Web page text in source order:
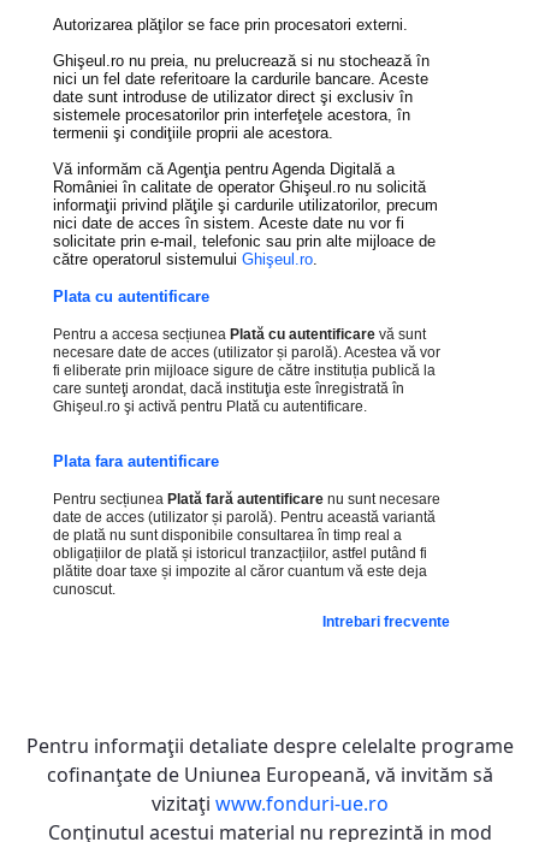
Autorizarea plăţilor se face prin procesatori externi.
Ghişeul.ro nu preia, nu prelucrează si nu stochează în
nici un fel date referitoare la cardurile bancare. Aceste
date sunt introduse de utilizator direct şi exclusiv în
sistemele procesatorilor prin interfeţele acestora, în
termenii şi condiţiile proprii ale acestora.
Vă informăm că Agenţia pentru Agenda Digitală a
României în calitate de operator Ghişeul.ro nu solicită
informaţii privind plăţile şi cardurile utilizatorilor, precum
nici date de acces în sistem. Aceste date nu vor fi
solicitate prin e-mail, telefonic sau prin alte mijloace de
către operatorul sistemului Ghişeul.ro.
Plata cu autentificare
Pentru a accesa secțiunea Plată cu autentificare vă sunt
necesare date de acces (utilizator și parolă). Acestea vă vor
fi eliberate prin mijloace sigure de către instituția publică la
care sunteţi arondat, dacă instituţia este înregistrată în
Ghişeul.ro şi activă pentru Plată cu autentificare.
Plata fara autentificare
Pentru secțiunea Plată fară autentificare nu sunt necesare
date de acces (utilizator și parolă). Pentru această variantă
de plată nu sunt disponibile consultarea în timp real a
obligațiilor de plată și istoricul tranzacțiilor, astfel putând fi
plătite doar taxe și impozite al căror cuantum vă este deja
cunoscut.
Intrebari frecvente
Pentru informaţii detaliate despre celelalte programe
cofinanţate de Uniunea Europeană, vă invităm să
vizitaţi www.fonduri-ue.ro
Conţinutul acestui material nu reprezintă in mod